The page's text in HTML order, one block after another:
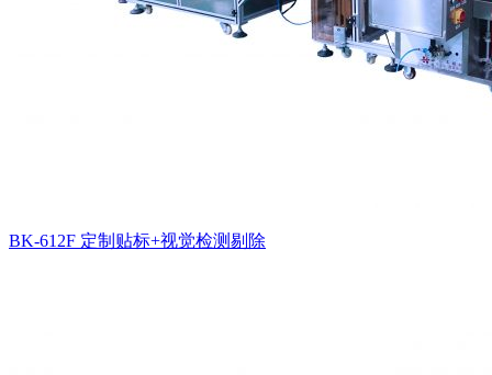
BK-612F 定制贴标+视觉检测剔除